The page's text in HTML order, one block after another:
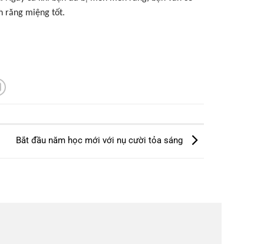
răng miệng tốt.
Bắt đầu năm học mới với nụ cười tỏa sáng